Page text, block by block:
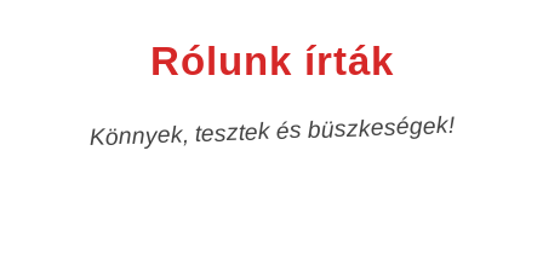
Rólunk írták
Könnyek, tesztek és büszkeségek!